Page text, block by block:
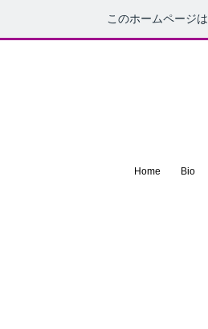
このホームページは
Home Bio